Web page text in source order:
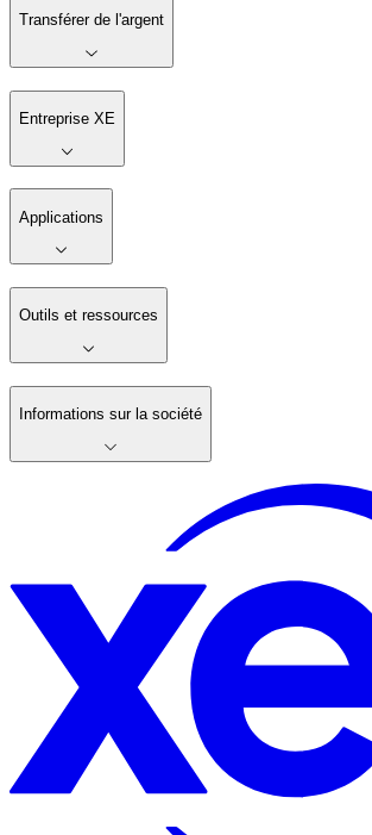
Transférer de l'argent
Entreprise XE
Applications
Outils et ressources
Informations sur la société